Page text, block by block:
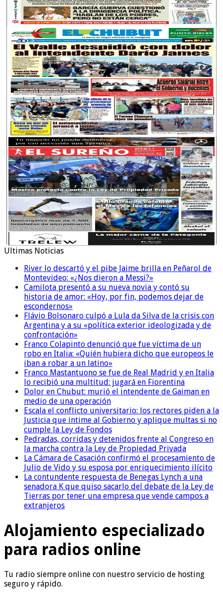
Ultimas Noticias
River lo descartó y el pibe Jaime brilla en Peñarol de
Montevideo: «¿Nos dieron a Messi?»
Camilota presentó a su nueva novia y contó su
historia de amor: «Hoy, por fin, podemos dejar de
escondernos»
Flávio Bolsonaro culpó a Lula da Silva de la crisis con
Argentina y a su «política exterior ideologizada y de
confrontación»
Franco Colapinto denunció que fue víctima de un
robo en Italia: «Quién hubiera dicho que europeos le
iban a robar a un latino»
Franco Mastantuono se fue de Real Madrid y en Italia
lo recibió una multitud: jugará en Fiorentina
Dolor en Chubut: murió el intendente de Gaiman en
medio de una operación
Escala el conflicto universitario: los rectores piden a la
Justicia que intime al Gobierno y aplique multas si no
cumple la Ley de Fondos
Pedradas, corridas y detenidos frente al Congreso en
la marcha contra la Ley de Propiedad Privada
La Cámara de Casación confirmó el procesamiento de
Julio de Vido y su esposa por enriquecimiento ilícito
La contundente respuesta de Benegas Lynch a una
senadora K que quiso sacarlo del debate de la Ley de
Tierras por tener una empresa que vende campos a
extranjeros
Alojamiento especializado
para radios online
Tu radio siempre online con nuestro servicio de hosting
seguro y rápido.